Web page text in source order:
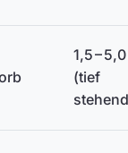
1,5 – 5,0
(tief